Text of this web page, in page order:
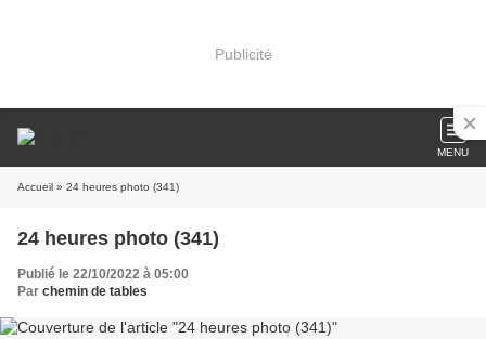
Publicité
MENU
Accueil » 24 heures photo (341)
24 heures photo (341)
Publié le 22/10/2022 à 05:00
Par chemin de tables